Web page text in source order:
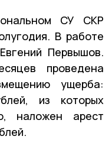
СУ СКР
В работе
Первышов.
проведена
ущерба:
из которых
наложен арест